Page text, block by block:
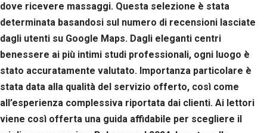
dove ricevere massaggi. Questa selezione è stata
determinata basandosi sul numero di recensioni lasciate
dagli utenti su Google Maps. Dagli eleganti centri
benessere ai più intimi studi professionali, ogni luogo è
stato accuratamente valutato. Importanza particolare è
stata data alla qualità del servizio offerto, così come
all’esperienza complessiva riportata dai clienti. Ai lettori
viene così offerta una guida affidabile per scegliere il